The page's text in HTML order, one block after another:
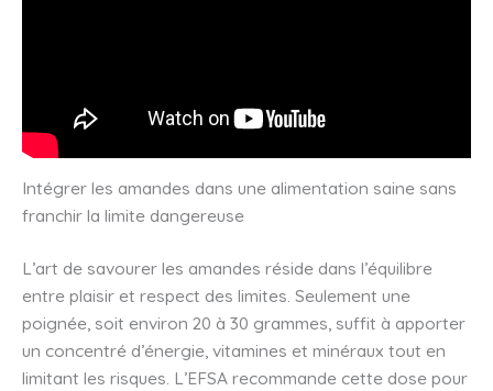
Intégrer les amandes dans une alimentation saine sans
franchir la limite dangereuse
L’art de savourer les amandes réside dans l’équilibre
entre plaisir et respect des limites. Seulement une
poignée, soit environ 20 à 30 grammes, suffit à apporter
un concentré d’énergie, vitamines et minéraux tout en
limitant les risques. L’EFSA recommande cette dose pour